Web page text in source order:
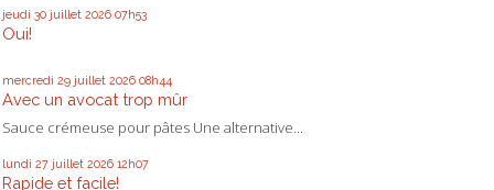
jeudi 30 juillet 2026 07h53
Oui!
mercredi 29 juillet 2026 08h44
Avec un avocat trop mûr
Sauce crémeuse pour pâtes Une alternative...
lundi 27 juillet 2026 12h07
Rapide et facile!